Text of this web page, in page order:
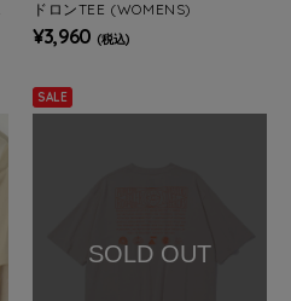
ドロンTEE (WOMENS)
¥3,960 (税込)
SALE
SOLD OUT